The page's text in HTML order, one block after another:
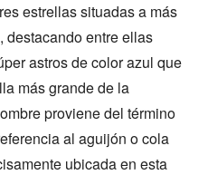
estrellas situadas a más
destacando entre ellas
astros de color azul que
más grande de la
proviene del término
al aguijón o cola
ubicada en esta